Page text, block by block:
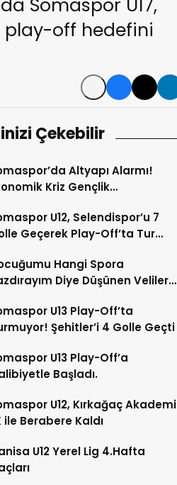
Somaspor U17,
play-off hedefini
Çekebilir
Altyapı Alarmı!
Kriz Gençlik
U12, Selendispor’u 7
Geçerek Play-Off’ta Tur
Hangi Spora
Diye Düşünen Velilere
U13 Play-Off’ta
Şehitler’i 4 Golle Geçti
U13 Play-Off’a
Başladı.
U12, Kırkağaç Akademi
ile Berabere Kaldı
U12 Yerel Lig 4.Hafta